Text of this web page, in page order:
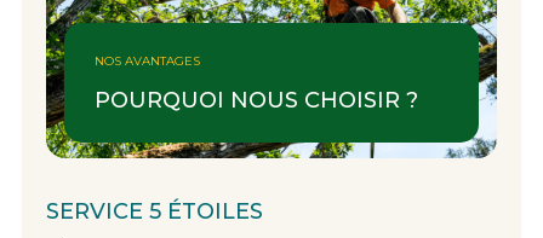
NOS AVANTAGES
POURQUOI NOUS CHOISIR ?
SERVICE 5 ÉTOILES